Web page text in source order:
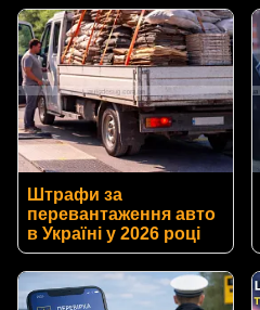
Штрафи за
перевантаження авто
в Україні у 2026 році